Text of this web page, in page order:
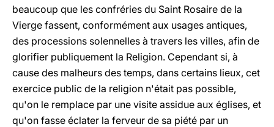
beaucoup que les confréries du Saint Rosaire de la
Vierge fassent, conformément aux usages antiques,
des processions solennelles à travers les villes, afin de
glorifier publiquement la Religion. Cependant si, à
cause des malheurs des temps, dans certains lieux, cet
exercice public de la religion n'était pas possible,
qu'on le remplace par une visite assidue aux églises, et
qu'on fasse éclater la ferveur de sa piété par un